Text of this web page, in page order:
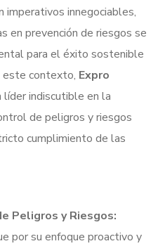
imperativos innegociables,
en prevención de riesgos se
para el éxito sostenible
este contexto, Expro
líder indiscutible en la
de peligros y riesgos
cumplimiento de las
Peligros y Riesgos:
por su enfoque proactivo y